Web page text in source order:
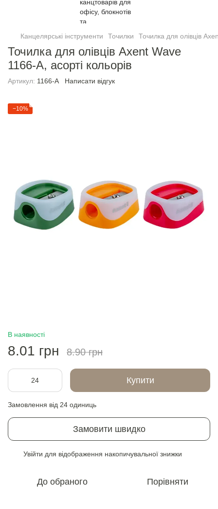
Канцелярські інструменти Точилки Точилка для олівців
Точилка для олівців Axent Wave
1166-A, асорті кольорів
Артикул: 1166-A Написати відгук
−10%
В наявності
8.01 грн 8.90 грн
Купити
Замовлення від 24 одиниць
Замовити швидко
Увійти для відображення накопичувальної знижки
До обраного Порівняти